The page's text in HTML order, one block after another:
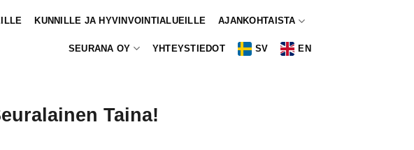
KUNNILLE JA HYVINVOINTIALUEILLE AJANKOHTAISTA
SEURANA OY YHTEYSTIEDOT SV EN
Taina!